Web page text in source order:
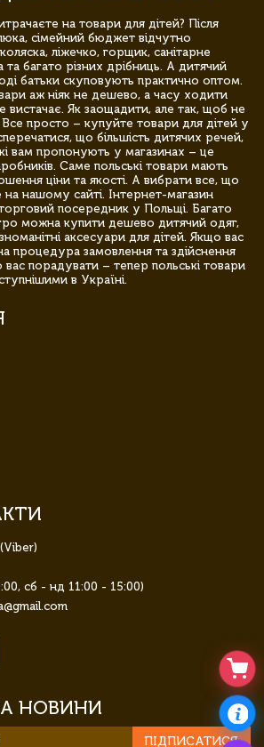
на товари для дітей? Після
сімейний бюджет відчутно
ліжечко, горщик, санітарне
багато різних дрібниць. А дитячий
батьки скуповують практично оптом.
аж ніяк не дешево, а часу ходити
вистачає. Як заощадити, але так, щоб не
Все просто – купуйте товари для дітей у
що більшість дитячих речей,
вам пропонують у магазинах – це
Саме польські товари мають
ціни та якості. А вибрати все, що
нашому сайті. Інтернет-магазин
посередник у Польщі. Багато
можна купити дешево дитячий одяг,
аксесуари для дітей. Якщо вас
процедура замовлення та здійснення
порадувати – тепер польські товари
в Україні.
сб - нд 11:00 - 15:00)
НОВИНИ
ПІДПИСАТИСЯ